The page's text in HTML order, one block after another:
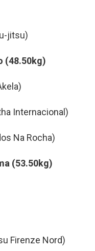
jitsu)
(48.50kg)
Internacional)
Na Rocha)
(53.50kg)
Firenze Nord)